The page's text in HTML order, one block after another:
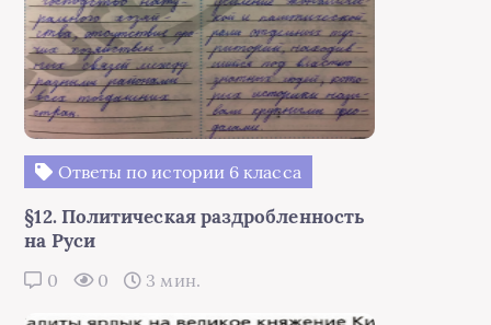
Ответы по истории 6 класса
§12. Политическая раздробленность
на Руси
0 0 3 мин.